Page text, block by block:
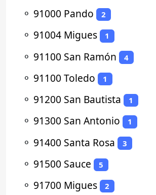
⚬ 91000 Pando 2
⚬ 91004 Migues 1
⚬ 91100 San Ramón 4
⚬ 91100 Toledo 1
⚬ 91200 San Bautista 1
⚬ 91300 San Antonio 1
⚬ 91400 Santa Rosa 3
⚬ 91500 Sauce 5
⚬ 91700 Migues 2